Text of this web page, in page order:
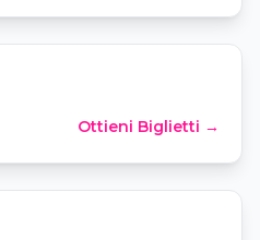
Ottieni Biglietti →
„Vier Jahreszeiten“
St Michaelis